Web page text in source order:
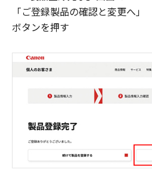
「ご登録製品の確認と変更へ」
ボタンを押す